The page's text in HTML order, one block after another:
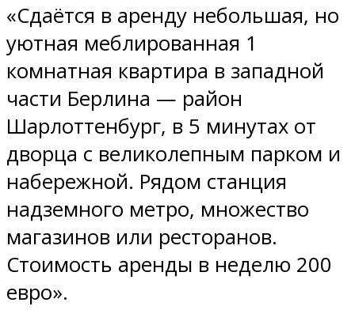
«Сдаётся в аренду небольшая, но
уютная меблированная 1
комнатная квартира в западной
части Берлина — район
Шарлоттенбург, в 5 минутах от
дворца с великолепным парком и
набережной. Рядом станция
надземного метро, множество
магазинов или ресторанов.
Стоимость аренды в неделю 200
евро».